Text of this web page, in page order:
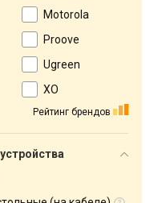
Motorola
Proove
Ugreen
XO
Рейтинг брендов